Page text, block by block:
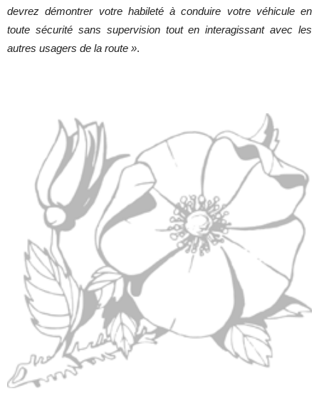
devrez démontrer votre habileté à conduire votre véhicule en
toute sécurité sans supervision tout en interagissant avec les
autres usagers de la route ».